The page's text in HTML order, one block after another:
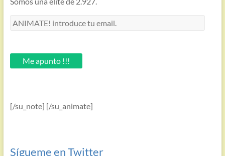
ANIMATE!
email.Me apunto !!!
[/su_note] [/su_animate]
Sígueme en Twitter